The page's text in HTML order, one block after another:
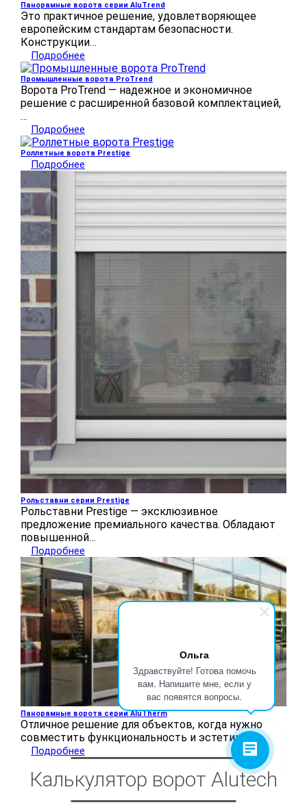
Ольга
Здравствуйте! Готова помочь
вам. Напишите мне, если у
вас появятся вопросы.
Панорамные ворота серии AluTrend
Это практичное решение, удовлетворяющее
европейским стандартам безопасности.
Конструкции…
Подробнее
Промышленные ворота ProTrend
Ворота ProTrend — надежное и экономичное
решение с расширенной базовой комплектацией,
…
Подробнее
Роллетные ворота Prestige
Подробнее
Рольставни серии Prestige
Рольставни Prestige — эксклюзивное
предложение премиального качества. Обладают
повышенной…
Подробнее
Панорамные ворота серии AluTherm
Отличное решение для объектов, когда нужно
совместить функциональность и эстетику:…
Подробнее
Калькулятор ворот Alutech